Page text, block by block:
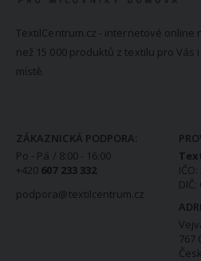
TextilCentrum.cz - internetové online
než 15 000 produktů z textilu pro Vás
místě.
ZÁKAZNICKÁ PODPORA:
Po - Pá / 8:00 - 16:00
+420 607 233 332
podpora@textilcentrum.cz
767